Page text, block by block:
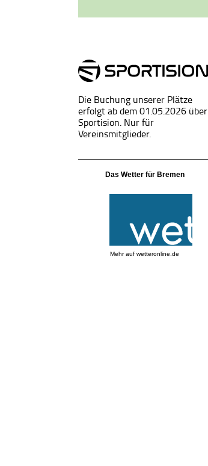
Die Buchung unserer Plätze
erfolgt ab dem 01.05.2026 über
Sportision. Nur für
Vereinsmitglieder.
Das Wetter für Bremen
Mehr auf wetteronline.de